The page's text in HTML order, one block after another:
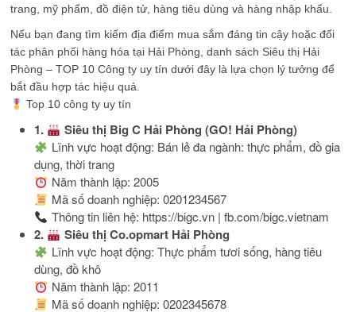
trang, mỹ phẩm, đồ điện tử, hàng tiêu dùng và hàng nhập khẩu.
Nếu bạn đang tìm kiếm địa điểm mua sắm đáng tin cậy hoặc đối
tác phân phối hàng hóa tại Hải Phòng, danh sách Siêu thị Hải
Phòng – TOP 10 Công ty uy tín dưới đây là lựa chọn lý tưởng để
bắt đầu hợp tác hiệu quả.
Top 10 công ty uy tín
1. Siêu thị Big C Hải Phòng (GO! Hải Phòng)
Lĩnh vực hoạt động: Bán lẻ đa ngành: thực phẩm, đồ gia
dụng, thời trang
Năm thành lập: 2005
Mã số doanh nghiệp: 0201234567
Thông tin liên hệ: https://bigc.vn | fb.com/bigc.vietnam
2. Siêu thị Co.opmart Hải Phòng
Lĩnh vực hoạt động: Thực phẩm tươi sống, hàng tiêu
dùng, đồ khô
Năm thành lập: 2011
Mã số doanh nghiệp: 0202345678